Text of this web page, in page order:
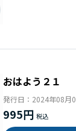
おはよう２１
発行日： 2024年08月
995円